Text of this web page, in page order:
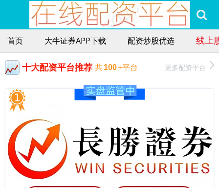
首页 大牛证券APP下载 配资炒股优选 线上
十大配资平台推荐 共100+平台 更多配资平台